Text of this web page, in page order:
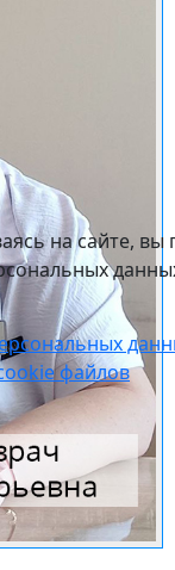
на сайте,
файлов